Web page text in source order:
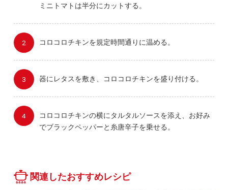
ミニトマトは半分にカットする。
コロコロチキンを規定時間通りに温める。
器にレタスを敷き、コロコロチキンを盛り付ける。
コロコロチキンの横にタルタルソースを添え、お好み
でブラックペッパーと糸唐辛子を乗せる。
関連したおすすめレシピ